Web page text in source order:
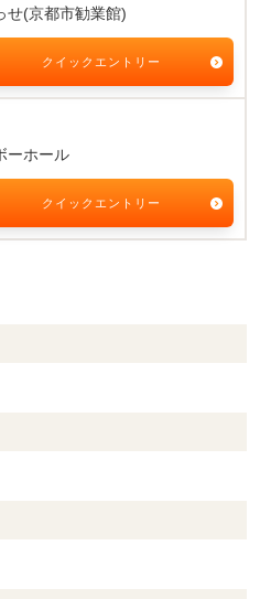
せ(京都市勧業館)
クイックエントリー
ーホール
クイックエントリー